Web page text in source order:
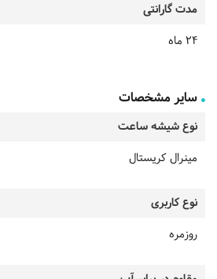
مدت گارانتی
24 ماه
سایر مشخصات
نوع شیشه ساعت
مینرال کریستال
نوع کاربری
روزمره